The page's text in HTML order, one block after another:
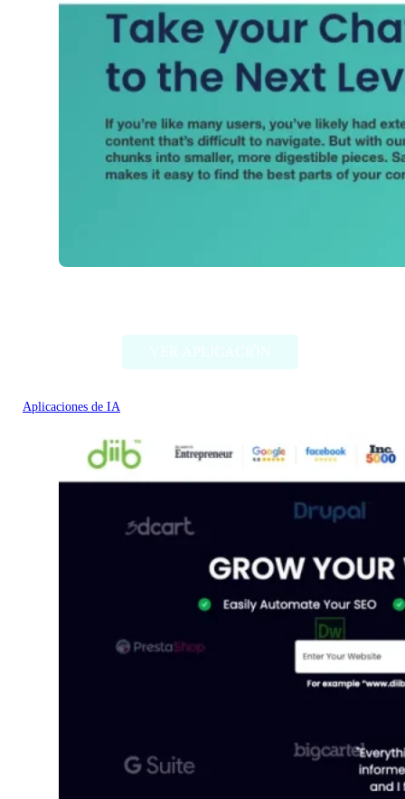
Aplicaciones de IA